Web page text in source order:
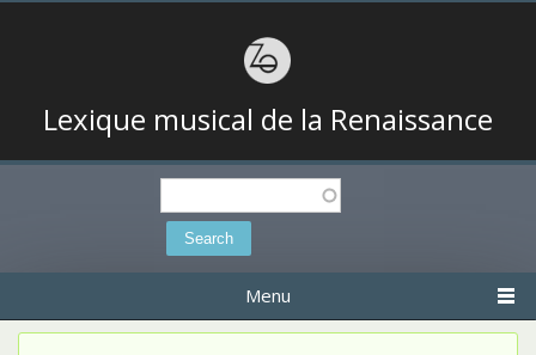
Lexique musical de la Renaissance
Search
Menu